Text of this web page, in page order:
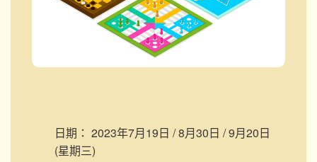
日期： 2023年7月19日 / 8月30日 / 9月20日
(星期三)